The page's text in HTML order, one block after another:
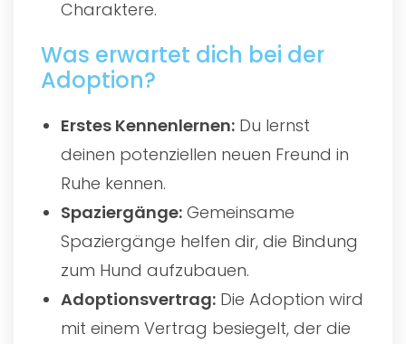
Charaktere.
Was erwartet dich bei der
Adoption?
Erstes Kennenlernen: Du lernst
deinen potenziellen neuen Freund in
Ruhe kennen.
Spaziergänge: Gemeinsame
Spaziergänge helfen dir, die Bindung
zum Hund aufzubauen.
Adoptionsvertrag: Die Adoption wird
mit einem Vertrag besiegelt, der die